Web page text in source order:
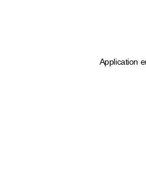
Application